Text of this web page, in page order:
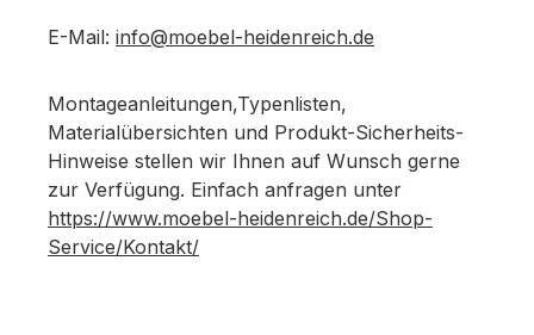
E-Mail: info@moebel-heidenreich.de
Montageanleitungen,Typenlisten,
Materialübersichten und Produkt-Sicherheits-
Hinweise stellen wir Ihnen auf Wunsch gerne
zur Verfügung. Einfach anfragen unter
https://www.moebel-heidenreich.de/Shop-
Service/Kontakt/